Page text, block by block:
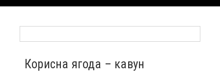
Корисна ягода – кавун